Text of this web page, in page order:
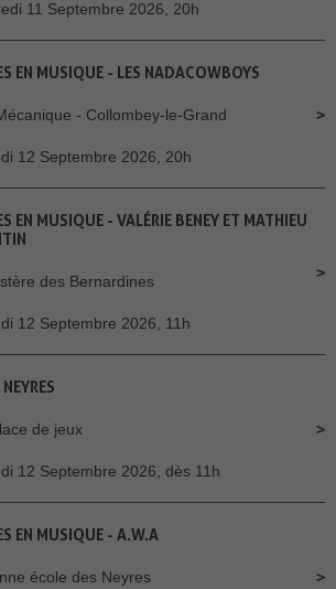
11 Septembre 2026, 20h
EN MUSIQUE - LES NADACOWBOYS
- Collombey-le-Grand
12 Septembre 2026, 20h
EN MUSIQUE - VALÉRIE BENEY ET MATHIEU
des Bernardines
12 Septembre 2026, 11h
de jeux
12 Septembre 2026, dès 11h
EN MUSIQUE - A.W.A
école des Neyres